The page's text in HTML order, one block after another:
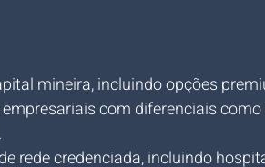
mineira, incluindo opções
com diferenciais
rede credenciada, incluindo